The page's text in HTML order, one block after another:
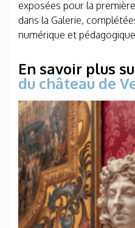
exposées pour la
dans la Galerie,
numérique et
En savoir plus
du château de